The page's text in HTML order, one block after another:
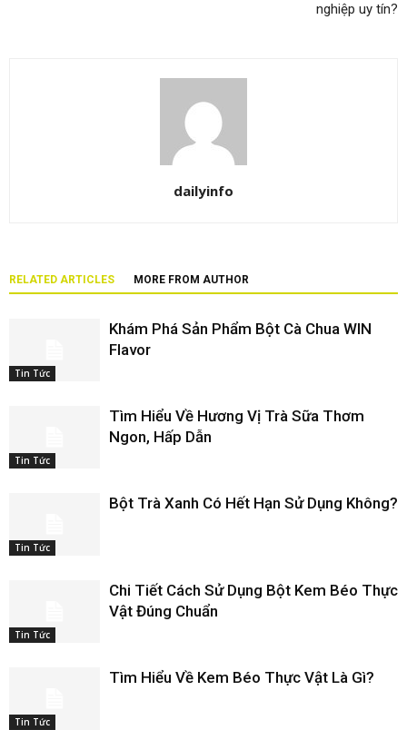
nghiệp uy tín?
dailyinfo
RELATED ARTICLES MORE FROM AUTHOR
Tin Tức
Khám Phá Sản Phẩm Bột Cà Chua WIN
Flavor
Tin Tức
Tìm Hiểu Về Hương Vị Trà Sữa Thơm
Ngon, Hấp Dẫn
Tin Tức
Bột Trà Xanh Có Hết Hạn Sử Dụng Không?
Tin Tức
Chi Tiết Cách Sử Dụng Bột Kem Béo Thực
Vật Đúng Chuẩn
Tin Tức
Tìm Hiểu Về Kem Béo Thực Vật Là Gì?